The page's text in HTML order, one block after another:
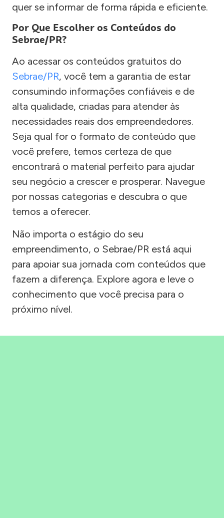
quer se informar de forma rápida e eficiente.
Por Que Escolher os Conteúdos do
Sebrae/PR?
Ao acessar os conteúdos gratuitos do
Sebrae/PR, você tem a garantia de estar
consumindo informações confiáveis e de
alta qualidade, criadas para atender às
necessidades reais dos empreendedores.
Seja qual for o formato de conteúdo que
você prefere, temos certeza de que
encontrará o material perfeito para ajudar
seu negócio a crescer e prosperar. Navegue
por nossas categorias e descubra o que
temos a oferecer.
Não importa o estágio do seu
empreendimento, o Sebrae/PR está aqui
para apoiar sua jornada com conteúdos que
fazem a diferença. Explore agora e leve o
conhecimento que você precisa para o
próximo nível.